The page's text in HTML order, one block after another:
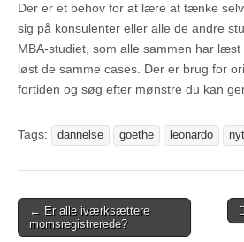
Der er et behov for at lære at tænke
sig på konsulenter eller alle de andre
MBA-studiet, som alle sammen har
løst de samme cases. Der er brug for
fortiden og søg efter mønstre du kan
Tags: dannelse goethe leonardo
Post
navigation
← Er alle iværksættere
momsregistrerede?